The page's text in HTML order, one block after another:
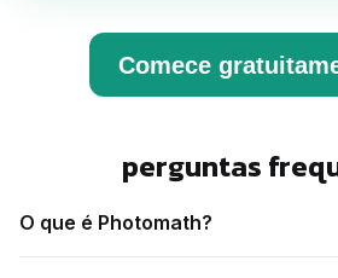
Comece
perguntas
O que é Photomath?